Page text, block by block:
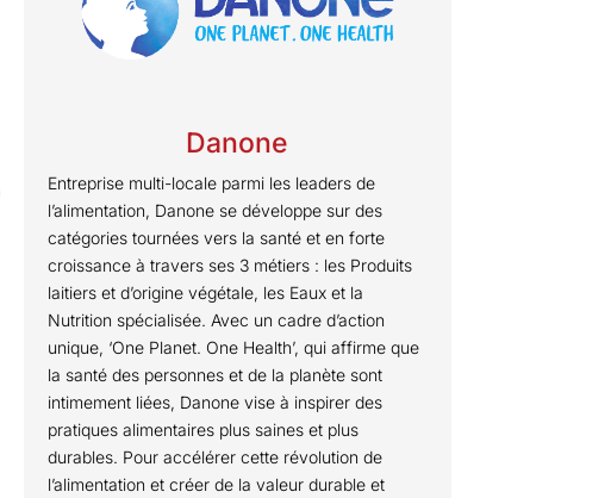
Danone
Entreprise multi-locale parmi les leaders de
l’alimentation, Danone se développe sur des
catégories tournées vers la santé et en forte
croissance à travers ses 3 métiers : les Produits
laitiers et d’origine végétale, les Eaux et la
Nutrition spécialisée. Avec un cadre d’action
unique, ‘One Planet. One Health’, qui affirme que
la santé des personnes et de la planète sont
intimement liées, Danone vise à inspirer des
pratiques alimentaires plus saines et plus
durables. Pour accélérer cette révolution de
l’alimentation et créer de la valeur durable et